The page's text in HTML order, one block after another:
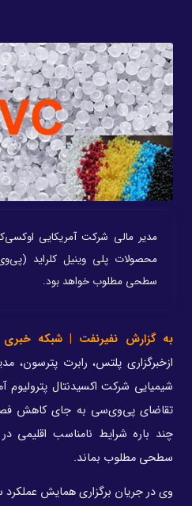
مدیر مالی شرکت آمریکایی
محصولات پلی وینیل کلراید
سطحی مطلوب خواهد بود.
به گزارش نفیرنفت | شبکه
ازخبرگزاری پلتس، رابرت
شیمیایی شرکت اکسیدنتال پترولیوم
تقاضای پی‌وی‌سی به جای کاهش
سطحی مطلوب بماند.
وی در جریان برگزاری همایش